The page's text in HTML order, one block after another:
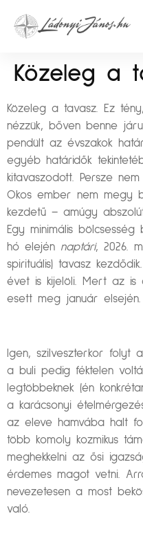
Közeleg a
Közeleg a tavasz. Ez
nézzük, bőven benne
pendült az évszakok
egyéb határidők
kitavaszodott. Persze
Okos ember nem megy
kezdetű – amúgy
Egy minimális
hó elején naptári, 2026.
spirituális) tavasz
évet is kijelöli. Mert az is
esett meg január elsején.
Igen, szilveszterkor folyt
a buli pedig féktelen
legtöbbeknek (én
a karácsonyi
az eleve hamvába halt
több komoly kozmikus
meghekkelni az ősi
érdemes magot vetni.
nevezetesen a most
való.